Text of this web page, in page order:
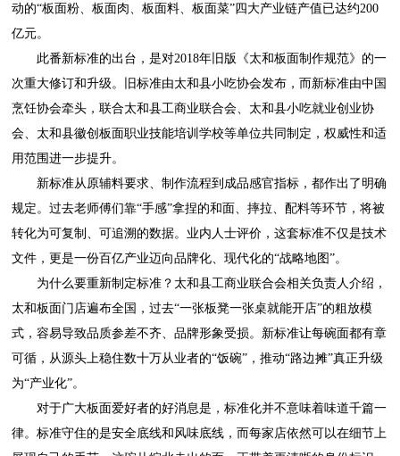
动的“板面粉、板面肉、板面料、板面菜”四大产业链产值已达约200
亿元。
此番新标准的出台，是对2018年旧版《太和板面制作规范》的一
次重大修订和升级。旧标准由太和县小吃协会发布，而新标准由中国
烹饪协会牵头，联合太和县工商业联合会、太和县小吃就业创业协
会、太和县徽创板面职业技能培训学校等单位共同制定，权威性和适
用范围进一步提升。
新标准从原辅料要求、制作流程到成品感官指标，都作出了明确
规定。过去老师傅们靠“手感”拿捏的和面、摔拉、配料等环节，将被
转化为可复制、可追溯的数据。业内人士评价，这套标准不仅是技术
文件，更是一份百亿产业迈向品牌化、现代化的“战略地图”。
为什么要重新制定标准？太和县工商业联合会相关负责人介绍，
太和板面门店遍布全国，过去“一张板凳一张桌就能开店”的粗放模
式，容易导致品质参差不齐、品牌形象受损。新标准让每碗面都有章
可循，从源头上稳住数十万从业者的“饭碗”，推动“路边摊”真正升级
为“产业化”。
对于广大板面爱好者的好消息是，标准化并不意味着味道千篇一
律。标准守住的是安全底线和风味底线，而每家店依然可以在细节上